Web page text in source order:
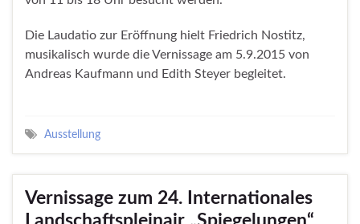
Die Laudatio zur Eröffnung hielt Friedrich Nostitz,
musikalisch wurde die Vernissage am 5.9.2015 von
Andreas Kaufmann und Edith Steyer begleitet.
Ausstellung
Vernissage zum 24. Internationales
Landschaftspleinair „Spiegelungen“